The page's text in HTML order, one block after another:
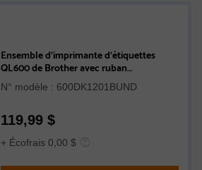
Ensemble d’imprimante d’étiquettes
QL600 de Brother avec ruban
d’étiquettes d’adresse standard en papier
DK1201
N° modèle : 600DK1201BUND
119,99 $
+ Écofrais 0,00 $